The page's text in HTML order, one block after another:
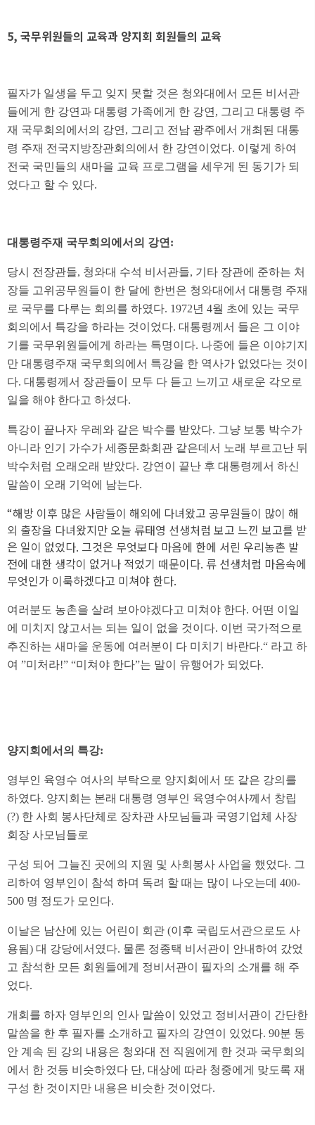
5, 국무위원들의 교육과 양지회 회원들의 교육
필자가 일생을 두고 잊지 못할 것은 청와대에서 모든 비서관
들에게 한 강연과 대통령 가족에게 한 강연, 그리고 대통령 주
재 국무회의에서의 강연, 그리고 전남 광주에서 개최된 대통
령 주재 전국지방장관회의에서 한 강연이었다. 이렇게 하여
전국 국민들의 새마을 교육 프로그램을 세우게 된 동기가 되
었다고 할 수 있다.
대통령주재 국무회의에서의 강연:
당시 전장관들, 청와대 수석 비서관들, 기타 장관에 준하는 처
장들 고위공무원들이 한 달에 한번은 청와대에서 대통령 주재
로 국무를 다루는 회의를 하였다. 1972년 4월 초에 있는 국무
회의에서 특강을 하라는 것이었다. 대통령께서 들은 그 이야
기를 국무위원들에게 하라는 특명이다. 나중에 들은 이야기지
만 대통령주재 국무회의에서 특강을 한 역사가 없었다는 것이
다. 대통령께서 장관들이 모두 다 듣고 느끼고 새로운 각오로
일을 해야 한다고 하셨다.
특강이 끝나자 우레와 같은 박수를 받았다. 그냥 보통 박수가
아니라 인기 가수가 세종문화회관 같은데서 노래 부르고난 뒤
박수처럼 오래오래 받았다. 강연이 끝난 후 대통령께서 하신
말씀이 오래 기억에 남는다.
“해방 이후 많은 사람들이 해외에 다녀왔고 공무원들이 많이 해
외 출장을 다녀왔지만 오늘 류태영 선생처럼 보고 느낀 보고를 받
은 일이 없었다. 그것은 무엇보다 마음에 한에 서린 우리농촌 발
전에 대한 생각이 없거나 적었기 때문이다. 류 선생처럼 마음속에
무엇인가 이룩하겠다고 미쳐야 한다.
여러분도 농촌을 살려 보아야겠다고 미쳐야 한다. 어떤 이일
에 미치지 않고서는 되는 일이 없을 것이다. 이번 국가적으로
추진하는 새마을 운동에 여러분이 다 미치기 바란다.“ 라고 하
여 ”미처라!” “미쳐야 한다”는 말이 유행어가 되었다.
양지회에서의 특강:
영부인 육영수 여사의 부탁으로 양지회에서 또 같은 강의를
하였다. 양지회는 본래 대통령 영부인 육영수여사께서 창립
(?) 한 사회 봉사단체로 장차관 사모님들과 국영기업체 사장
회장 사모님들로
구성 되어 그늘진 곳에의 지원 및 사회봉사 사업을 했었다. 그
리하여 영부인이 참석 하며 독려 할 때는 많이 나오는데 400-
500 명 정도가 모인다.
이날은 남산에 있는 어린이 회관 (이후 국립도서관으로도 사
용됨) 대 강당에서였다. 물론 정종택 비서관이 안내하여 갔었
고 참석한 모든 회원들에게 정비서관이 필자의 소개를 해 주
었다.
개회를 하자 영부인의 인사 말씀이 있었고 정비서관이 간단한
말씀을 한 후 필자를 소개하고 필자의 강연이 있었다. 90분 동
안 계속 된 강의 내용은 청와대 전 직원에게 한 것과 국무회의
에서 한 것등 비슷하였다 단, 대상에 따라 청중에게 맞도록 재
구성 한 것이지만 내용은 비슷한 것이었다.